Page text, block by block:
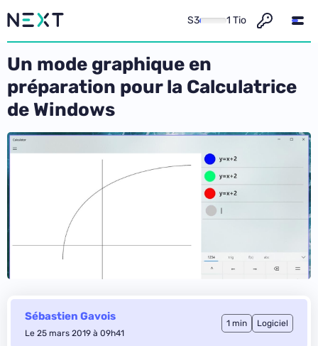
S3 1 Tio
Un mode graphique en
préparation pour la Calculatrice
de Windows
Sébastien Gavois
Le 25 mars 2019 à 09h41
1 min Logiciel